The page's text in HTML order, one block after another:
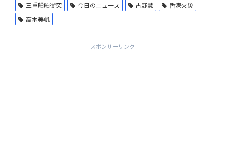
三重船舶衝突
今日のニュース 古野慧
香港火災
高木美帆
スポンサーリンク